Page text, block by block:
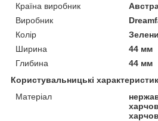
Країна виробник
Виробник
Колір
Ширина
44 мм
Глибина
44 мм
Користувальницькі
Матеріал